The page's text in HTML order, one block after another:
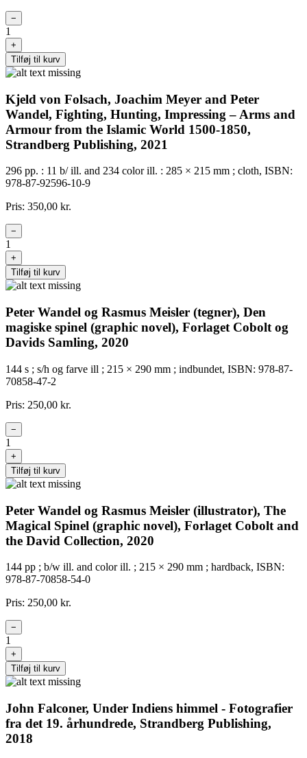
−
1
+
Tilføj til kurv
Kjeld von Folsach, Joachim Meyer and Peter
Wandel, Fighting, Hunting, Impressing – Arms and
Armour from the Islamic World 1500-1850,
Strandberg Publishing, 2021
296 pp. : 11 b/ ill. and 234 color ill. : 285 × 215 mm ; cloth, ISBN:
978-87-92596-10-9
Pris: 350,00 kr.
−
1
+
Tilføj til kurv
Peter Wandel og Rasmus Meisler (tegner), Den
magiske spinel (graphic novel), Forlaget Cobolt og
Davids Samling, 2020
144 s ; s/h og farve ill ; 215 × 290 mm ; indbundet, ISBN: 978-87-
70858-47-2
Pris: 250,00 kr.
−
1
+
Tilføj til kurv
Peter Wandel og Rasmus Meisler (illustrator), The
Magical Spinel (graphic novel), Forlaget Cobolt and
the David Collection, 2020
144 pp ; b/w ill. and color ill. ; 215 × 290 mm ; hardback, ISBN:
978-87-70858-54-0
Pris: 250,00 kr.
−
1
+
Tilføj til kurv
John Falconer, Under Indiens himmel - Fotografier
fra det 19. århundrede, Strandberg Publishing,
2018